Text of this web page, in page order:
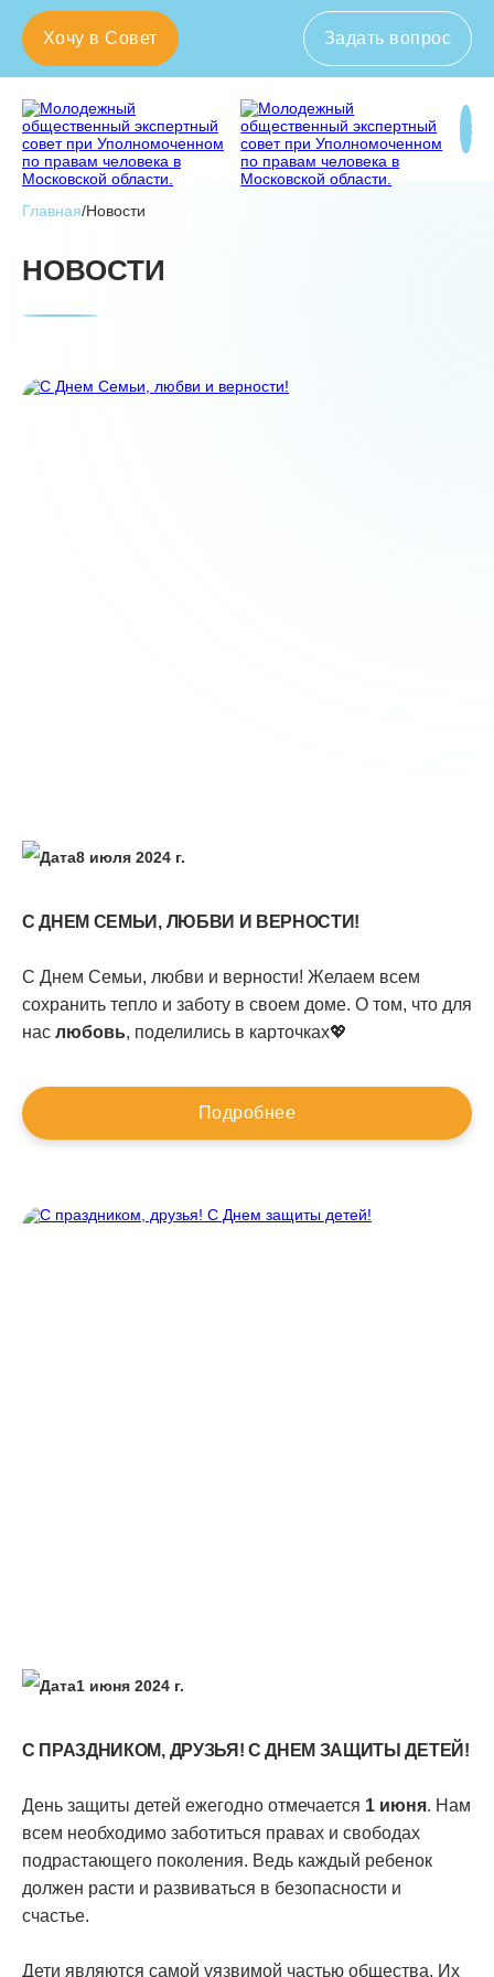
Хочу в Совет Задать вопрос
д. Раздоры, Рублево-Успенское шоссе, 1-й км,
д.1, корп. А
+7 (498) 602 32 20
Главная/Новости
НОВОСТИ
8 июля 2024 г.
С ДНЕМ СЕМЬИ, ЛЮБВИ И ВЕРНОСТИ!
С Днем Семьи, любви и верности! Желаем всем
сохранить тепло и заботу в своем доме. О том, что для
нас любовь, поделились в карточках💖
Подробнее
1 июня 2024 г.
С ПРАЗДНИКОМ, ДРУЗЬЯ! С ДНЕМ ЗАЩИТЫ ДЕТЕЙ!
День защиты детей ежегодно отмечается 1 июня. Нам
всем необходимо заботиться правах и свободах
подрастающего поколения. Ведь каждый ребенок
должен расти и развиваться в безопасности и
счастье.
Дети являются самой уязвимой частью общества. Их